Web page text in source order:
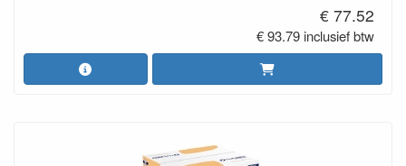
€ 77.52
€ 93.79 inclusief btw